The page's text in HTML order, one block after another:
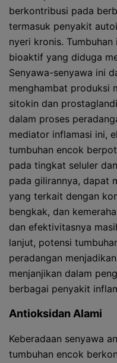
berkontribusi pada
termasuk penyakit
nyeri kronis.
bioaktif yang diduga
Senyawa-senyawa ini
menghambat produksi
sitokin dan
dalam proses
mediator inflamasi ini,
tumbuhan encok
pada tingkat seluler
pada gilirannya, dapat
yang terkait dengan
bengkak, dan
dan efektivitasnya
lanjut, potensi
peradangan
menjanjikan dalam
berbagai penyakit
Antioksidan Alami
Keberadaan senyawa
tumbuhan encok